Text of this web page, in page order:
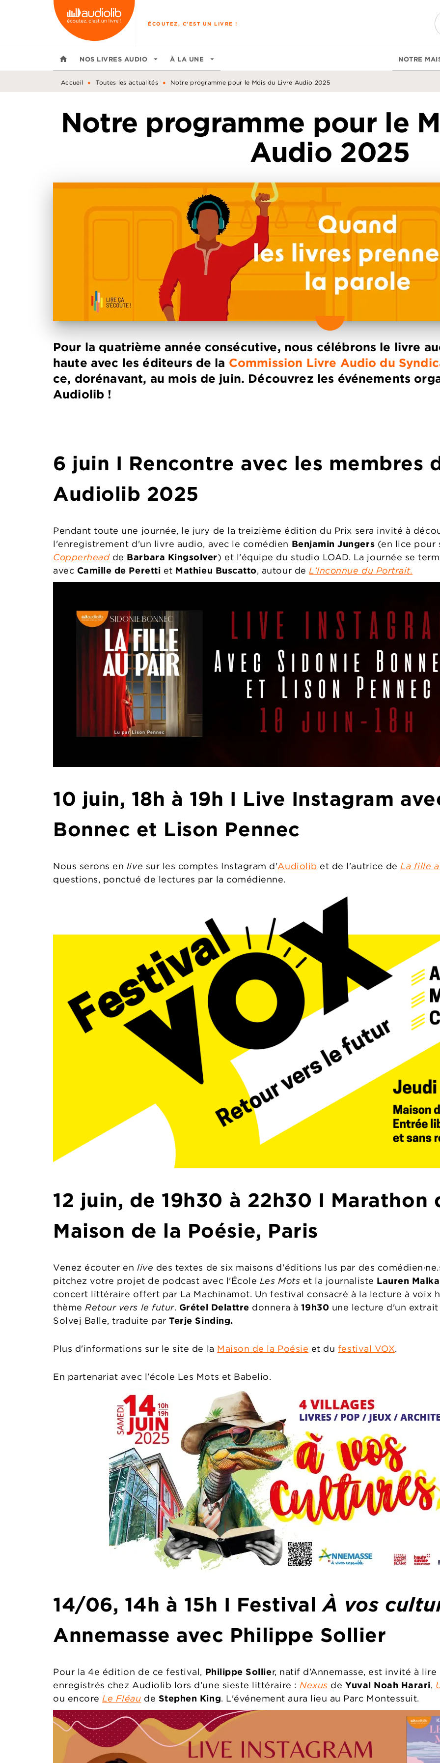
MENU RECHERCHE
ÉCOUTEZ, C'EST UN LIVRE !
home NOS LIVRES AUDIO arrow_drop_down À LA UNE arrow_drop_down NOTRE
Accueil • Toutes les actualités • Notre programme pour le Mois du Livre Audio 2025
Notre programme pour le
Audio 2025
Pour la quatrième année consécutive, nous célébrons le livre
haute avec les éditeurs de la Commission Livre Audio du
ce, dorénavant, au mois de juin. Découvrez les événements
Audiolib !
6 juin I Rencontre avec les membres
Audiolib 2025
Pendant toute une journée, le jury de la treizième édition du Prix sera invité à
l'enregistrement d'un livre audio, avec le comédien Benjamin Jungers (en lice pour
Copperhead de Barbara Kingsolver) et l'équipe du studio LOAD. La journée se
avec Camille de Peretti et Mathieu Buscatto, autour deL'Inconnue du Portrait.
10 juin, 18h à 19h I Live Instagram
Bonnec et Lison Pennec
Nous serons en live sur les comptes Instagram d'Audiolib et de l'autrice deLa fille
questions, ponctué de lectures par la comédienne.
12 juin, de 19h30 à 22h30 I Marathon
Maison de la Poésie, Paris
Venez écouter enlive des textes de six maisons d'éditions lus par des
pitchez votre projet de podcast avec l'École Les Mots et la journaliste Lauren Malka
concert littéraire offert par La Machinamot. Un festival consacré à la lecture à voix
thèmeRetour vers le futur. Grétel Delattre donnera à 19h30 une lecture d'un
Solvej Balle, traduite par Terje Sinding.
Plus d'informations sur le site de la Maison de la Poésie et du festival VOX.
En partenariat avec l'école Les Mots et Babelio.
14/06, 14h à 15h I FestivalÀ vos
Annemasse avec Philippe Sollier
Pour la 4e édition de ce festival, Philippe Sollier, natif d’Annemasse, est invité à
enregistrés chez Audiolib lors d’une sieste littéraire :Nexus de Yuval Noah Harari,
ou encoreLe Fléau de Stephen King. L'événement aura lieu au Parc Montessuit.